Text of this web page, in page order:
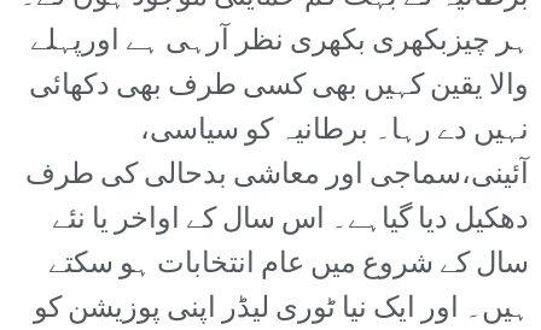
ہر چیزبکھری بکھری نظر آرہی ہے اورپہلے
والا یقین کہیں بھی کسی طرف بھی دکھائی
نہیں دے رہا۔ برطانیہ کو سیاسی،
آئینی،سماجی اور معاشی بدحالی کی طرف
دھکیل دیا گیاہے۔ اس سال کے اواخر یا نئے
سال کے شروع میں عام انتخابات ہو سکتے
ہیں۔ اور ایک نیا ٹوری لیڈر اپنی پوزیشن کو